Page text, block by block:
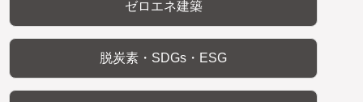
ゼロエネ建築
脱炭素・SDGs・ESG